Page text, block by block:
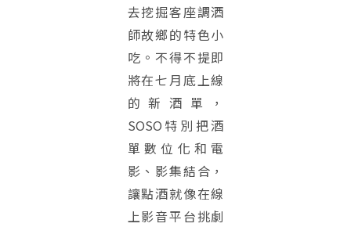
去挖掘客座調酒
師故鄉的特色小
吃。不得不提即
將在七月底上線
的新酒單，
SOSO特別把酒
單數位化和電
影、影集結合，
讓點酒就像在線
上影音平台挑劇